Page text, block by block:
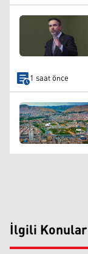
1 saat önce
İlgili Konular